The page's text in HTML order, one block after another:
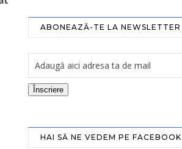
ABONEAZĂ-TE LA NEWSLETTER
Înscriere
HAI SĂ NE VEDEM PE FACEBOOK